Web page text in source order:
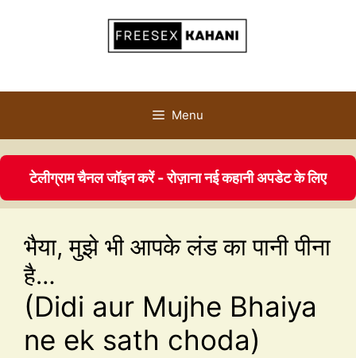
Menu
टेलीग्राम चैनल जॉइन करें - रोज़ाना नई कहानी अपडेट के लिए
भैया, मुझे भी आपके लंड का पानी पीना
है…
(Didi aur Mujhe Bhaiya
ne ek sath choda)